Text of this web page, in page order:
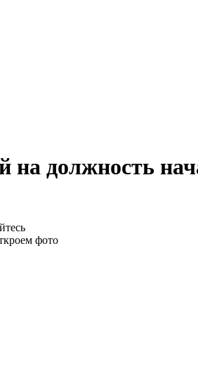
на должность
фото